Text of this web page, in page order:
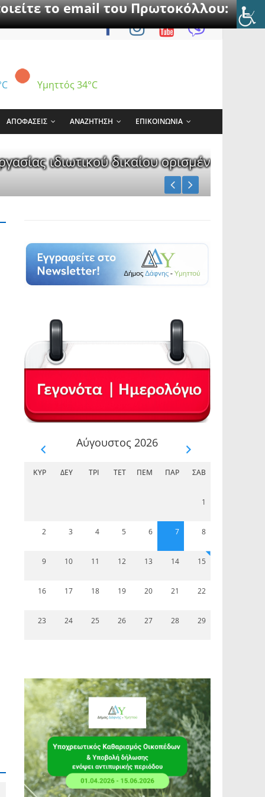
το email του Πρωτοκόλλου:
Υμηττός 34°C
ΑΠΟΦΑΣΕΙΣ ΑΝΑΖΗΤΗΣΗ ΕΠΙΚΟΙΝΩΝΙΑ
δικαίου ορισμένου
Αύγουστος 2026
ΚΥΡ ΔΕΥ ΤΡΊ ΤΕΤ ΠΈΜ ΠΑΡ ΣΆΒ
1
2 3 4 5 6 7 8
9 10 11 12 13 14 15
16 17 18 19 20 21 22
23 24 25 26 27 28 29